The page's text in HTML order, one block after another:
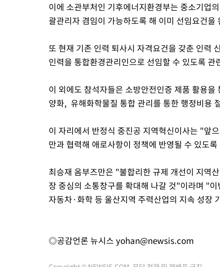
이에 소관부처인 기후에너지환경부는 중소기업
괄관리자 겸임이 가능하도록 해 이미 선임요건
또 현재 기존 인력 퇴사시 자격요건을 갖춘 인력
인력을 통합환경관리인으로 선임할 수 있도록
이 외에도 참석자들은 소방안전인증 제품 활용
양화, 유해화학물질 통합 관리를 통한 행정비용
이 자리에서 반정식 중진공 지역혁신이사는 "앞
만과 협력해 애로사항이 정책에 반영될 수 있도
최승재 옴부즈만은 "불합리한 규제 개선이 지역
장 중심의 소통창구를 확대해 나갈 것"이라며 "
자동차·화학 등 울산지역 주력산업의 지속 성장
◎공감언론 뉴시스 yohan@newsis.com